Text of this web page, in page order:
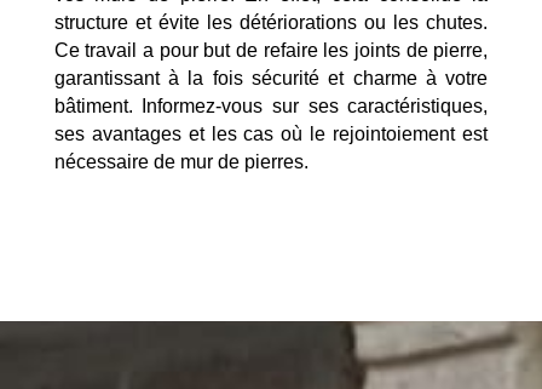
structure et évite les détériorations ou les chutes.
Ce travail a pour but de refaire les joints de pierre,
garantissant à la fois sécurité et charme à votre
bâtiment. Informez-vous sur ses caractéristiques,
ses avantages et les cas où le rejointoiement est
nécessaire de mur de pierres.